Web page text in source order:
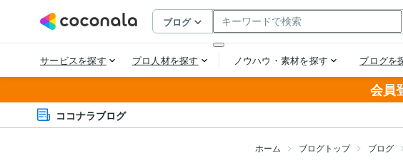
会員
ココナラブログ
ホーム ブログトップ ブログ